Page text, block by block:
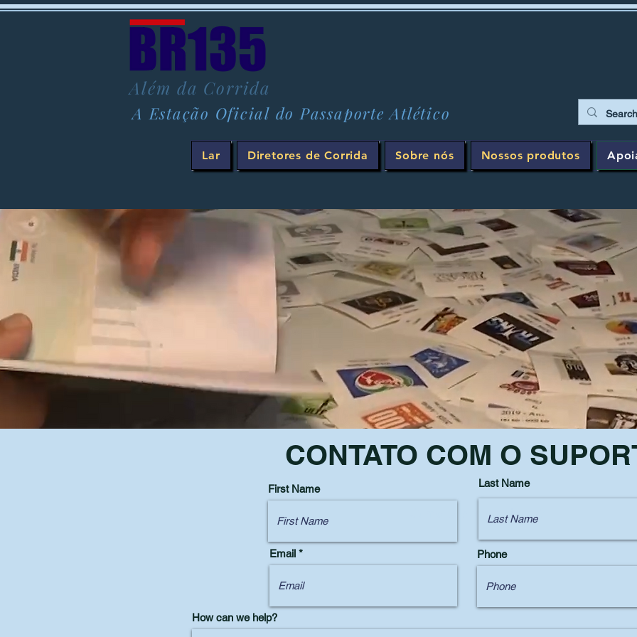
Além da Corrida
A Estação Oficial do Passaporte Atlético
Lar Diretores de Corrida Sobre nós Nossos produtos
CONTATO COM O
Como podemos ajudar?
First Name
Email
Last Name
Phone
How can we help?